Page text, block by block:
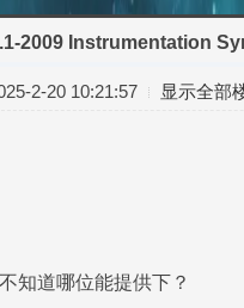
2009 Instrumentation
2-20 10:21:57 显示全部
知道哪位能提供下？